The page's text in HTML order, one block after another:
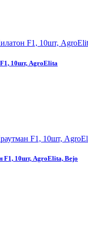
10шт, AgroElita
F1, 10шт, AgroElita, Bejo